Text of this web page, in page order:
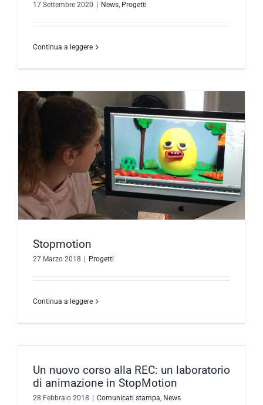
17 Settembre 2020 News, Progetti
Continua a leggere
Stopmotion
27 Marzo 2018 | Progetti
Continua a leggere
Un nuovo corso alla REC: un laboratorio
di animazione in StopMotion
28 Febbraio 2018 | Comunicati stampa, News